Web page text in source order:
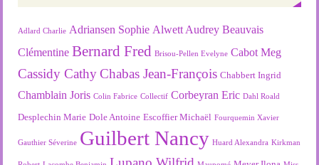
Adlard Charlie Adriansen Sophie Alwett Audrey Beauvais
Clémentine Bernard Fred Brisou-Pellen Evelyne Cabot Meg
Cassidy Cathy Chabas Jean-François Chabbert Ingrid
Chamblain Joris Colin Fabrice Collectif Corbeyran Eric Dahl Roald
Desplechin Marie Dole Antoine Escoffier Michaël Fourquemin Xavier
Gauthier Séverine Guilbert Nancy Huard Alexandra Kirkman